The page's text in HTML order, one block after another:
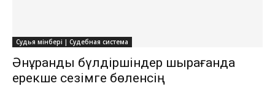
Судья мінбері | Судебная система
Әнұранды бүлдіршіндер шырқағанда
ерекше сезімге бөленсің